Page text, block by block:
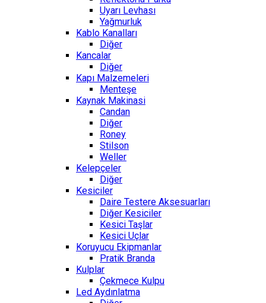
Uyarı Levhası
Yağmurluk
Kablo Kanalları
Diğer
Kancalar
Diğer
Kapı Malzemeleri
Menteşe
Kaynak Makinasi
Candan
Diğer
Roney
Stilson
Weller
Kelepçeler
Diğer
Kesiciler
Daire Testere Aksesuarları
Diğer Kesiciler
Kesici Taşlar
Kesici Uçlar
Koruyucu Ekipmanlar
Pratik Branda
Kulplar
Çekmece Kulpu
Led Aydınlatma